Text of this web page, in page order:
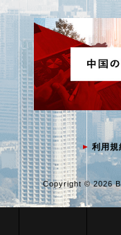
利用規
Copyright © 2026